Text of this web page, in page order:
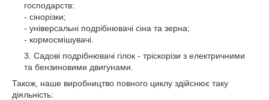
господарств:
- сінорізки;
- універсальні подрібнювачі сіна та зерна;
- кормосмішувачі.
Садові подрібнювачі гілок - тріскорізи з електричними
та бензиновими двигунами.
Також, наше виробництво повного циклу здійснює таку
діяльність: